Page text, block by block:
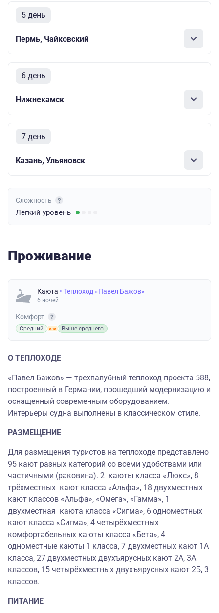
5 день
Пермь, Чайковский
6 день
Нижнекамск
7 день
Казань, Ульяновск
Сложность
Легкий уровень
Проживание
Каюта • Теплоход «Павел Бажов»
6 ночей
Комфорт
Средний Выше среднего
О ТЕПЛОХОДЕ
«Павел Бажов» — трехпалубный теплоход проекта 588,
построенный в Германии, прошедший модернизацию и
оснащенный современным оборудованием.
Интерьеры судна выполнены в классическом стиле.
РАЗМЕЩЕНИЕ
Для размещения туристов на теплоходе представлено
95 кают разных категорий со всеми удобствами или
частичными (раковина). 2 каюты класса «Люкс», 8
трёхместных кают класса «Альфа», 18 двухместных
кают классов «Альфа», «Омега», «Гамма», 1
двухместная каюта класса «Сигма», 6 одноместных
кают класса «Сигма», 4 четырёхместных
комфортабельных каюты класса «Бета», 4
одноместные каюты 1 класса, 7 двухместных кают 1А
класса, 27 двухместных двухъярусных кают 2А, 3А
классов, 15 четырёхместных двухъярусных кают 2Б, 3
классов.
ПИТАНИЕ